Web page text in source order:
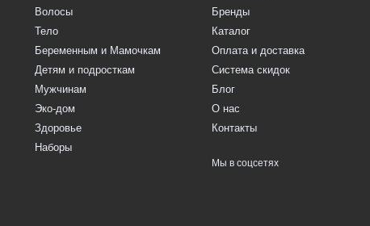
Волосы
Тело
Беременным и Мамочкам
Детям и подросткам
Мужчинам
Эко-дом
Здоровье
Наборы
Бренды
Каталог
Оплата и доставка
Система скидок
Блог
О нас
Контакты
Мы в соцсетях